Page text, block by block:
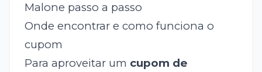
Malone passo a passo
Onde encontrar e como funciona o
cupom
Para aproveitar um cupom de